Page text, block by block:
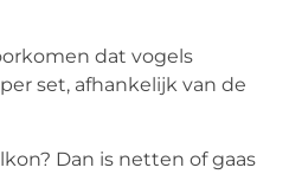
dat vogels
set, afhankelijk van de
Dan is netten of gaas